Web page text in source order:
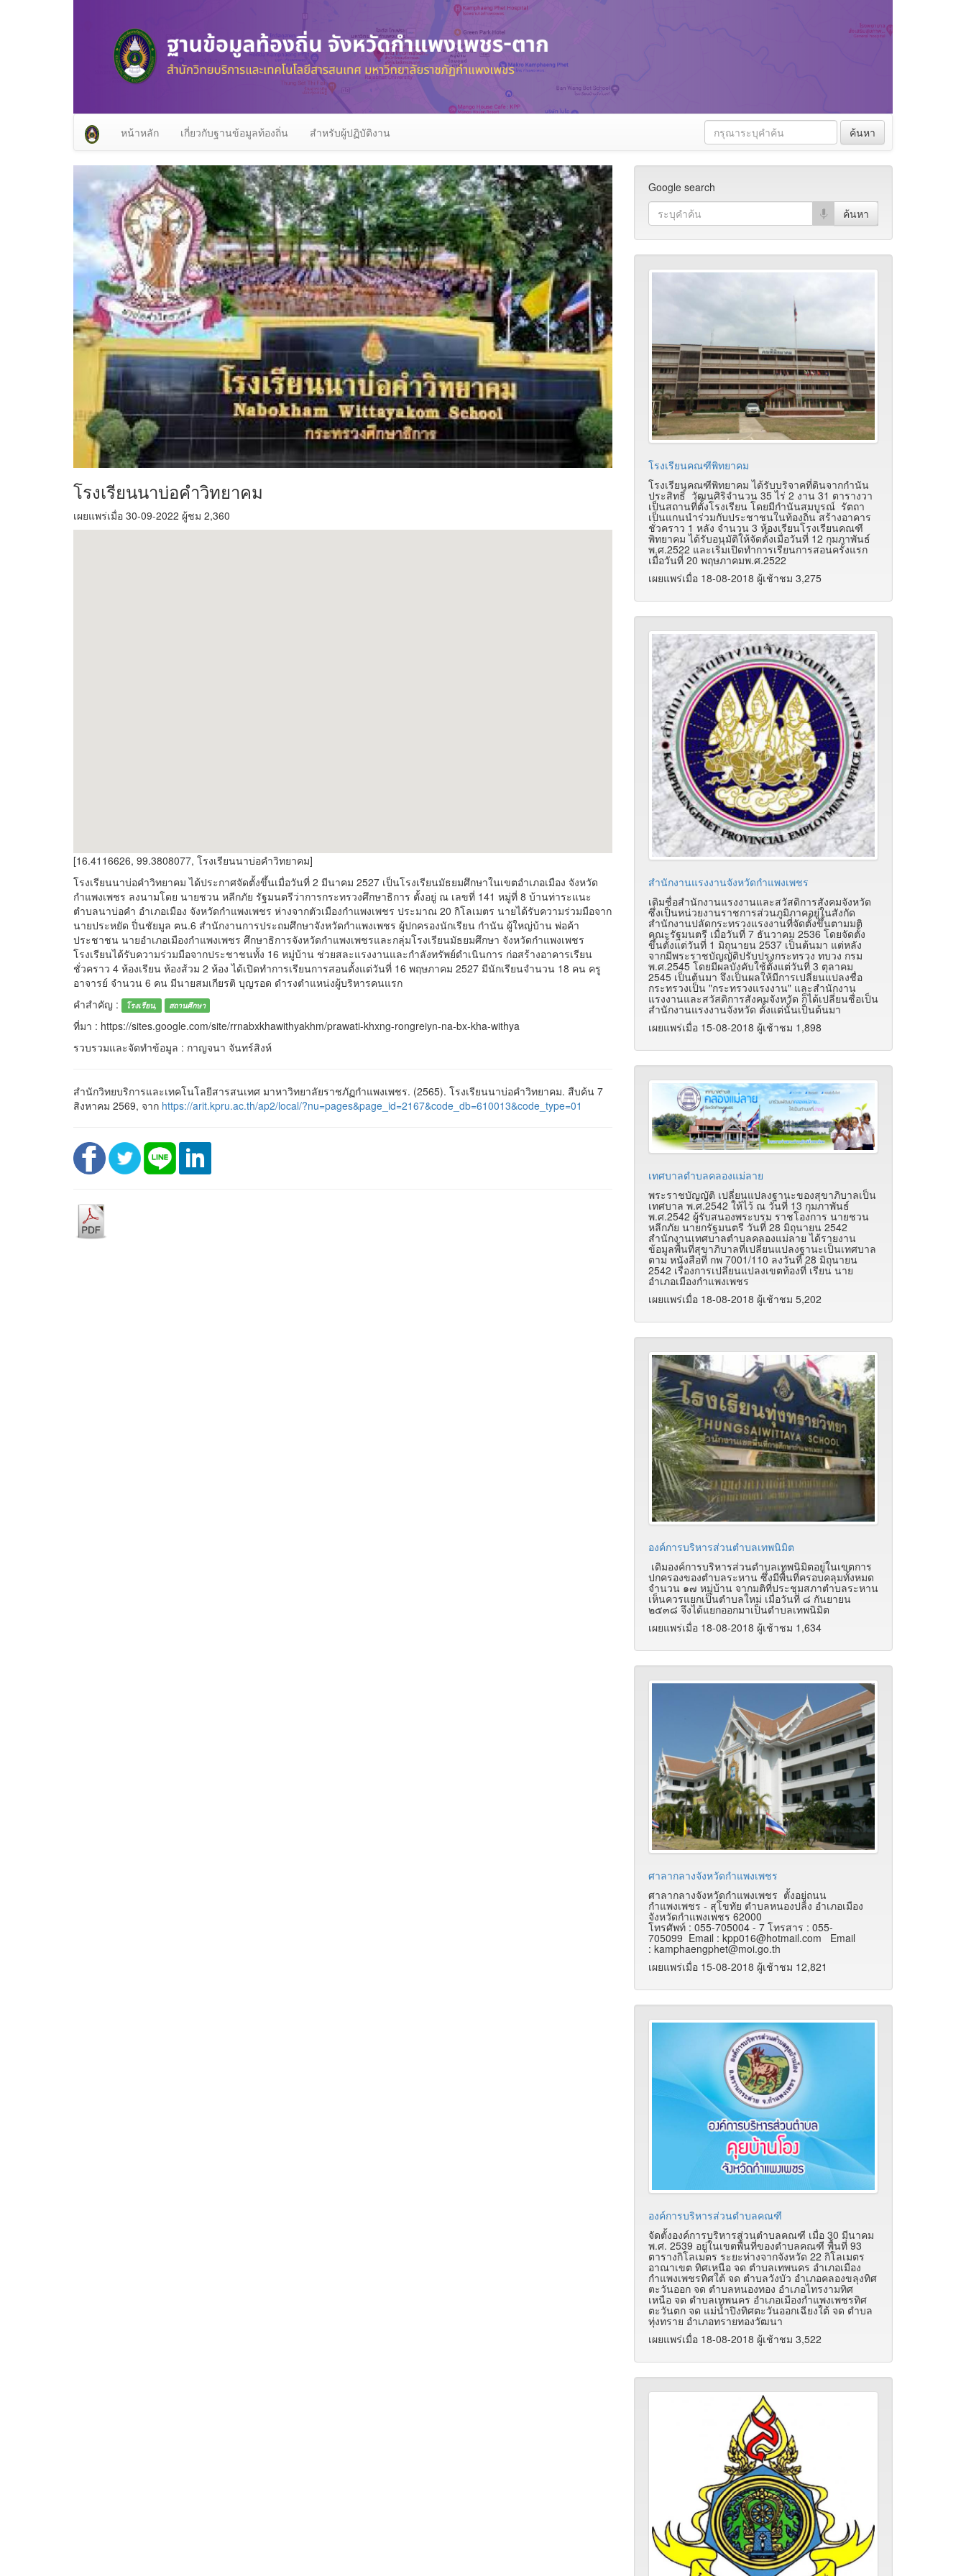
หน้าหลัก เกี่ยวกับฐานข้อมูลท้องถิ่น สำหรับผู้ปฏิบัติงาน ค้นหา
โรงเรียนนาบ่อคำวิทยาคม
เผยแพร่เมื่อ 30-09-2022 ผู้ชม 2,360
[16.4116626, 99.3808077, โรงเรียนนาบ่อคำวิทยาคม]
โรงเรียนนาบ่อคำวิทยาคม ได้ประกาศจัดตั้งขึ้นเมื่อวันที่ 2 มีนาคม 2527 เป็นโรงเรียนมัธยมศึกษาในเขตอำเภอเมือง จังหวัด
กำแพงเพชร ลงนามโดย นายชวน หลีกภัย รัฐมนตรีว่าการกระทรวงศึกษาธิการ ตั้งอยู่ ณ เลขที่ 141 หมู่ที่ 8 บ้านท่าระแนะ
ตำบลนาบ่อคำ อำเภอเมือง จังหวัดกำแพงเพชร ห่างจากตัวเมืองกำแพงเพชร ประมาณ 20 กิโลเมตร นายได้รับความร่วมมือจาก
นายประหยัด ปิ่นชัยมูล ฅน.6 สำนักงานการประถมศึกษาจังหวัดกำแพงเพชร ผู้ปกครองนักเรียน กำนัน ผู้ใหญ่บ้าน พ่อค้า
ประชาชน นายอำเภอเมืองกำแพงเพชร ศึกษาธิการจังหวัดกำแพงเพชรและกลุ่มโรงเรียนมัธยมศึกษา จังหวัดกำแพงเพชร
โรงเรียนได้รับความร่วมมือจากประชาชนทั้ง 16 หมู่บ้าน ช่วยสละแรงงานและกำลังทรัพย์ดำเนินการ ก่อสร้างอาคารเรียน
ชั่วคราว 4 ห้องเรียน ห้องส้วม 2 ห้อง ได้เปิดทำการเรียนการสอนตั้งแต่วันที่ 16 พฤษภาคม 2527 มีนักเรียนจำนวน 18 คน ครู
อาจารย์ จำนวน 6 คน มีนายสมเกียรติ บุญรอด ดำรงตำแหน่งผู้บริหารคนแรก
คำสำคัญ :
โรงเรียน, สถานศึกษา
ที่มา : https://sites.google.com/site/rrnabxkhawithyakhm/prawati-khxng-rongreiyn-na-bx-kha-withya
รวบรวมและจัดทำข้อมูล : กาญจนา จันทร์สิงห์
สำนักวิทยบริการและเทคโนโลยีสารสนเทศ มาหาวิทยาลัยราชภัฏกำแพงเพชร. (2565). โรงเรียนนาบ่อคำวิทยาคม. สืบค้น 7
สิงหาคม 2569, จาก https://arit.kpru.ac.th/ap2/local/?nu=pages&page_id=2167&code_db=610013&code_type=01
Google search
โรงเรียนคณฑีพิทยาคม
โรงเรียนคณฑีพิทยาคม ได้รับบริจาคที่ดินจากกำนัน
ประสิทธิ์ วัฒนศิริจำนวน 35 ไร่ 2 งาน 31 ตารางวา
เป็นสถานที่ตั้งโรงเรียน โดยมีกำนันสมบูรณ์ รัตถา
เป็นแกนนำร่วมกับประชาชนในท้องถิ่น สร้างอาคาร
ชั่วคราว 1 หลัง จำนวน 3 ห้องเรียนโรงเรียนคณฑี
พิทยาคม ได้รับอนุมัติให้จัดตั้งเมื่อวันที่ 12 กุมภาพันธ์
พ.ศ.2522 และเริ่มเปิดทำการเรียนการสอนครั้งแรก
เมื่อวันที่ 20 พฤษภาคมพ.ศ.2522
เผยแพร่เมื่อ 18-08-2018 ผู้เช้าชม 3,275
สำนักงานแรงงานจังหวัดกำแพงเพชร
เดิมชื่อสำนักงานแรงงานและสวัสดิการสังคมจังหวัด
ซึ่งเป็นหน่วยงานราชการส่วนภูมิภาคอยู่ในสังกัด
สำนักงานปลัดกระทรวงแรงงานที่จัดตั้งขึ้นตามมติ
คณะรัฐมนตรี เมื่อวันที่ 7 ธันวาคม 2536 โดยจัดตั้ง
ขึ้นตั้งแต่วันที่ 1 มิถุนายน 2537 เป็นต้นมา แต่หลัง
จากมีพระราชบัญญัติปรับปรุงกระทรวง ทบวง กรม
พ.ศ.2545 โดยมีผลบังคับใช้ตั้งแต่วันที่ 3 ตุลาคม
2545 เป็นต้นมา จึงเป็นผลให้มีการเปลี่ยนแปลงชื่อ
กระทรวงเป็น "กระทรวงแรงงาน" และสำนักงาน
แรงงานและสวัสดิการสังคมจังหวัด ก็ได้เปลี่ยนชื่อเป็น
สำนักงานแรงงานจังหวัด ตั้งแต่นั้นเป็นต้นมา
เผยแพร่เมื่อ 15-08-2018 ผู้เช้าชม 1,898
เทศบาลตำบลคลองแม่ลาย
พระราชบัญญัติ เปลี่ยนแปลงฐานะของสุขาภิบาลเป็น
เทศบาล พ.ศ.2542 ให้ไว้ ณ วันที่ 13 กุมภาพันธ์
พ.ศ.2542 ผู้รับสนองพระบรม ราชโองการ นายชวน
หลีกภัย นายกรัฐมนตรี วันที่ 28 มิถุนายน 2542
สำนักงานเทศบาลตำบลคลองแม่ลาย ได้รายงาน
ข้อมูลพื้นที่สุขาภิบาลที่เปลี่ยนแปลงฐานะเป็นเทศบาล
ตาม หนังสือที่ กพ 7001/110 ลงวันที่ 28 มิถุนายน
2542 เรื่องการเปลี่ยนแปลงเขตท้องที่ เรียน นาย
อำเภอเมืองกำแพงเพชร
เผยแพร่เมื่อ 18-08-2018 ผู้เช้าชม 5,202
องค์การบริหารส่วนตำบลเทพนิมิต
เดิมองค์การบริหารส่วนตำบลเทพนิมิตอยู่ในเขตการ
ปกครองของตำบลระหาน ซึ่งมีพื้นที่ครอบคลุมทั้งหมด
จำนวน ๑๗ หมู่บ้าน จากมติที่ประชุมสภาตำบลระหาน
เห็นควรแยกเป็นตำบลใหม่ เมื่อวันที่ ๘ กันยายน
๒๕๓๘ จึงได้แยกออกมาเป็นตำบลเทพนิมิต
เผยแพร่เมื่อ 18-08-2018 ผู้เช้าชม 1,634
ศาลากลางจังหวัดกำแพงเพชร
ศาลากลางจังหวัดกำแพงเพชร ตั้งอยู่ถนน
กำแพงเพชร - สุโขทัย ตำบลหนองปลิง อำเภอเมือง
จังหวัดกำแพงเพชร 62000
โทรศัพท์ : 055-705004 - 7 โทรสาร : 055-
705099 Email : kpp016@hotmail.com Email
: kamphaengphet@moi.go.th
เผยแพร่เมื่อ 15-08-2018 ผู้เช้าชม 12,821
องค์การบริหารส่วนตำบลคณฑี
จัดตั้งองค์การบริหารส่วนตำบลคณฑี เมื่อ 30 มีนาคม
พ.ศ. 2539 อยู่ในเขตพื้นที่ของตำบลคณฑี พื้นที่ 93
ตารางกิโลเมตร ระยะห่างจากจังหวัด 22 กิโลเมตร
อาณาเขต ทิศเหนือ จด ตำบลเทพนคร อำเภอเมือง
กำแพงเพชรทิศใต้ จด ตำบลวังบัว อำเภอคลองขลุงทิศ
ตะวันออก จด ตำบลหนองทอง อำเภอไทรงามทิศ
เหนือ จด ตำบลเทพนคร อำเภอเมืองกำแพงเพชรทิศ
ตะวันตก จด แม่น้ำปิงทิศตะวันออกเฉียงใต้ จด ตำบล
ทุ่งทราย อำเภอทรายทองวัฒนา
เผยแพร่เมื่อ 18-08-2018 ผู้เช้าชม 3,522